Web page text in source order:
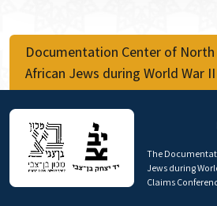
Documentation Center of North
African Jews during World War II
The
Jews during
Claims